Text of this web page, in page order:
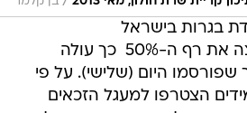
בגרות בישראל
בתשע"ב-תשע"ג חצה את רף ה-50%  כך עולה
שפורסמו היום (שלישי). על פי
4,593 תלמידים הצטרפו למעגל הזכאים